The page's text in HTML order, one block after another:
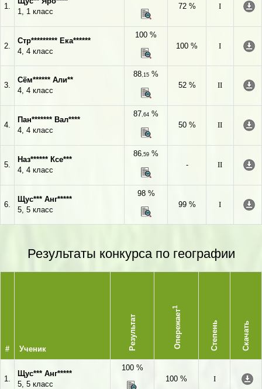
1.
1, 1 класс
72 %
I
2.
Стр********* Ека******
4, 4 класс
100 %
100 %
I
3.
Сём****** Али**
4, 4 класс
88,15 %
52 %
II
4.
Пан******* Вал****
4, 4 класс
87,64 %
50 %
II
5.
Наз****** Ксе***
4, 4 класс
86,59 %
-
II
6.
Щус*** Анг*****
5, 5 класс
98 %
99 %
I
Результаты конкурса по географии
# Ученик Результат Опережает
1
Степень Скачать
1.
Щус*** Анг*****
5, 5 класс
100 %
100 %
I